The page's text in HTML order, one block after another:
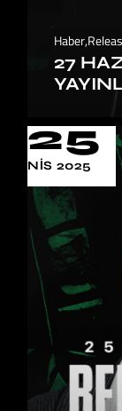
Haber,
27
25
NIS 2025